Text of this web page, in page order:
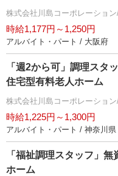
株式会社川島コーポレーショ
時給1,177円～1,250円
アルバイト・パート / 大阪府
「週2から可」調理スタ
住宅型有料老人ホーム
株式会社川島コーポレーショ
時給1,225円～1,300円
アルバイト・パート / 神奈川県
「福祉調理スタッフ」
ホーム